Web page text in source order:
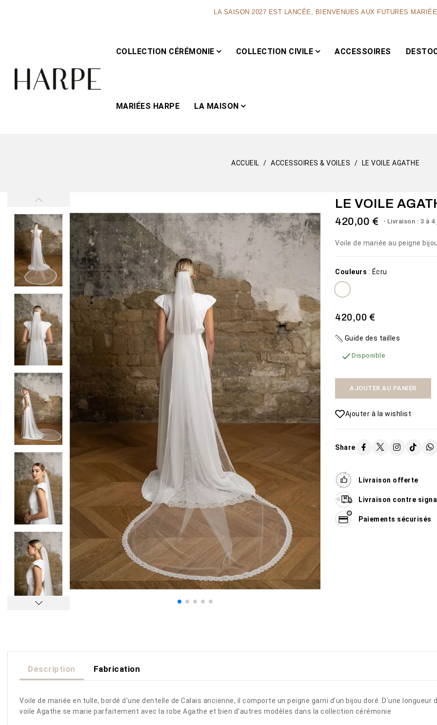
LA SAISON 2027 EST LANCÉE, BIENVENUES AUX FUTURES
COLLECTION CÉRÉMONIE
VOIR LE
PRODUIT
Disponibilité:
COLLECTION CIVILE
VOIR LE
PRODUIT
Disponibilité:2 En stock
Misteriosa
ACCESSOIRES
MARIÉES HARPE LA MAISON
ACCUEIL ACCESSOIRES & VOILES LE VOILE AGATHE
LE VOILE
420,00 € Livraison : 3 à 4
Voile de mariée au peigne
Couleurs : Écru
420,00 €
Guide des tailles
 Disponible
AJOUTER AU PANIER
Ajouter à la wishlist
Share
Livraison offerte
Livraison contre
Paiements sécurisés
Description Fabrication
Voile de mariée en tulle, bordé d'une dentelle de Calais ancienne, il comporte un peigne garni d'un bijou doré D'une longueur
voile Agathe se marie parfaitement avec la robe Agathe et bien d'autres modèles dans la collection cérémonie